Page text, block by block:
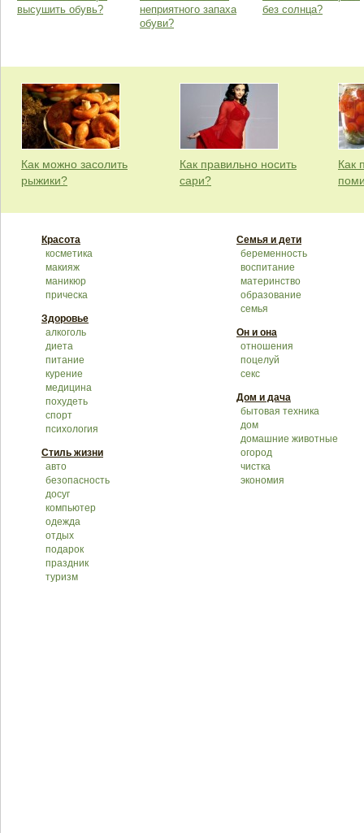
высушить обувь?
неприятного запаха
обуви?
без солнца?
Как можно засолить
рыжики?
Как правильно носить
сари?
Как
Красота
косметика
макияж
маникюр
прическа
Здоровье
алкоголь
диета
питание
курение
медицина
похудеть
спорт
психология
Стиль жизни
авто
безопасность
досуг
компьютер
одежда
отдых
подарок
праздник
туризм
Семья и дети
беременность
воспитание
материнство
образование
семья
Он и она
отношения
поцелуй
секс
Дом и дача
бытовая техника
дом
домашние животные
огород
чистка
экономия